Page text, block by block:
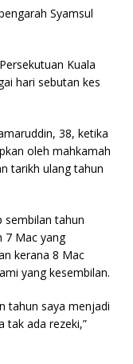
Syamsul
Kuala
hari sebutan kes
38, ketika
oleh mahkamah
tarikh ulang tahun
sembilan tahun
7 Mac yang
kerana 8 Mac
yang kesembilan.
tahun saya menjadi
tak ada rezeki,”